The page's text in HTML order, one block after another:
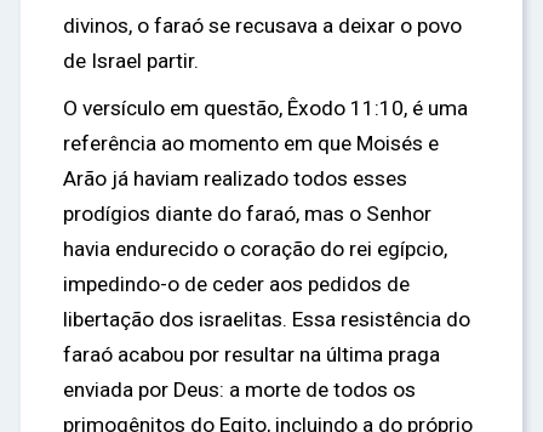
divinos, o faraó se recusava a deixar o povo
de Israel partir.
O versículo em questão, Êxodo 11:10, é uma
referência ao momento em que Moisés e
Arão já haviam realizado todos esses
prodígios diante do faraó, mas o Senhor
havia endurecido o coração do rei egípcio,
impedindo-o de ceder aos pedidos de
libertação dos israelitas. Essa resistência do
faraó acabou por resultar na última praga
enviada por Deus: a morte de todos os
primogênitos do Egito, incluindo a do próprio